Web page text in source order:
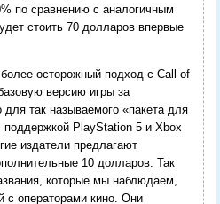
по сравнению с аналогичным
стоить 70 долларов впервые
осторожный подход с Call of
версию игры за
так называемого «пакета для
поддержкой PlayStation 5 и Xbox
издатели предлагают
10 долларов. Так
которые мы наблюдаем,
с операторами кино. Они